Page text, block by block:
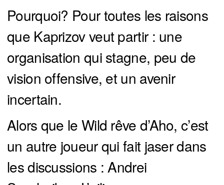
Pourquoi? Pour toutes les raisons
que Kaprizov veut partir : une
organisation qui stagne, peu de
vision offensive, et un avenir
incertain.
Alors que le Wild rêve d’Aho, c’est
un autre joueur qui fait jaser dans
les discussions : Andrei